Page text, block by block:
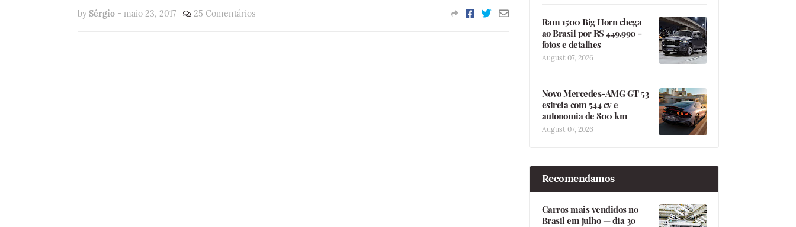
by Sérgio - maio 23, 2017 25 Comentários
Ram 1500 Big Horn chega
ao Brasil por R$ 449.990 -
fotos e detalhes
August 07, 2026
Novo Mercedes-AMG GT 53
estreia com 544 cv e
autonomia de 800 km
August 07, 2026
Recomendamos
Carros mais vendidos no
Brasil em julho — dia 30